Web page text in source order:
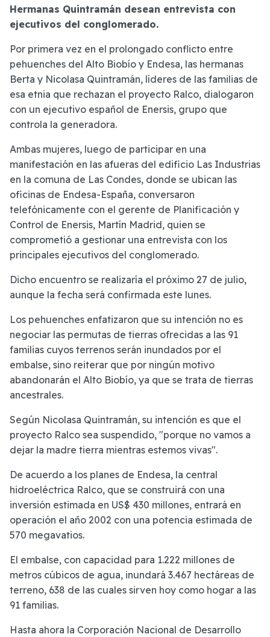
Hermanas Quintramán desean entrevista con
ejecutivos del conglomerado.
Por primera vez en el prolongado conflicto entre
pehuenches del Alto Biobío y Endesa, las hermanas
Berta y Nicolasa Quintramán, líderes de las familias de
esa etnia que rechazan el proyecto Ralco, dialogaron
con un ejecutivo español de Enersis, grupo que
controla la generadora.
Ambas mujeres, luego de participar en una
manifestación en las afueras del edificio Las Industrias
en la comuna de Las Condes, donde se ubican las
oficinas de Endesa-España, conversaron
telefónicamente con el gerente de Planificación y
Control de Enersis, Martín Madrid, quien se
comprometió a gestionar una entrevista con los
principales ejecutivos del conglomerado.
Dicho encuentro se realizaría el próximo 27 de julio,
aunque la fecha será confirmada este lunes.
Los pehuenches enfatizaron que su intención no es
negociar las permutas de tierras ofrecidas a las 91
familias cuyos terrenos serán inundados por el
embalse, sino reiterar que por ningún motivo
abandonarán el Alto Biobío, ya que se trata de tierras
ancestrales.
Según Nicolasa Quintramán, su intención es que el
proyecto Ralco sea suspendido, "porque no vamos a
dejar la madre tierra mientras estemos vivas".
De acuerdo a los planes de Endesa, la central
hidroeléctrica Ralco, que se construirá con una
inversión estimada en US$ 430 millones, entrará en
operación el año 2002 con una potencia estimada de
570 megavatios.
El embalse, con capacidad para 1.222 millones de
metros cúbicos de agua, inundará 3.467 hectáreas de
terreno, 638 de las cuales sirven hoy como hogar a las
91 familias.
Hasta ahora la Corporación Nacional de Desarrollo